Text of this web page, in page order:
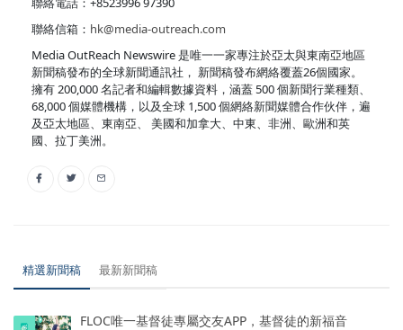
聯絡信箱： hk@media-outreach.com
Media OutReach Newswire 是唯一一家專注於亞太與東南亞地區
新聞稿發布的全球新聞通訊社， 新聞稿發布網絡覆蓋26個國家。
擁有 200,000 名記者和編輯數據資料，涵蓋 500 個新聞行業種類、
68,000 個媒體機構，以及全球 1,500 個網絡新聞媒體合作伙伴，遍
及亞太地區、東南亞、 美國和加拿大、中東、非洲、歐洲和英
國、拉丁美洲。
精選新聞稿 最新新聞稿
FLOC唯一基督徒專屬交友APP，基督徒的新福音